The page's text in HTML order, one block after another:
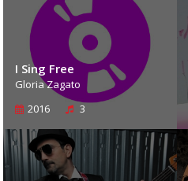
I Sing Free
Gloria Zagato
2016
3